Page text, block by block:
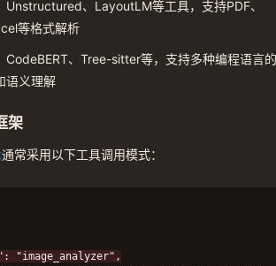
Unstructured、LayoutLM等工具，支持PDF、
等格式解析
CodeBERT、Tree-sitter等，支持多种编程语言的
语义理解
架
通常采用以下工具调用模式：
"image_analyzer",